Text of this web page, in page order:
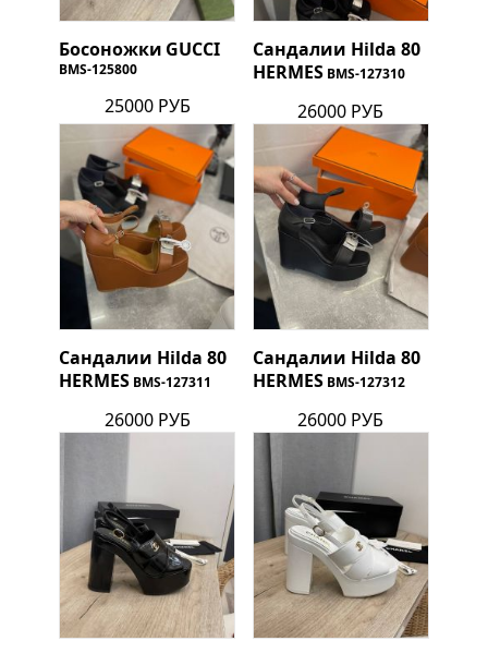
Босоножки GUCCI
BMS-125800
25000 РУБ
Сандалии Hilda 80
HERMES BMS-127310
26000 РУБ
Сандалии Hilda 80
HERMES BMS-127311
26000 РУБ
Сандалии Hilda 80
HERMES BMS-127312
26000 РУБ